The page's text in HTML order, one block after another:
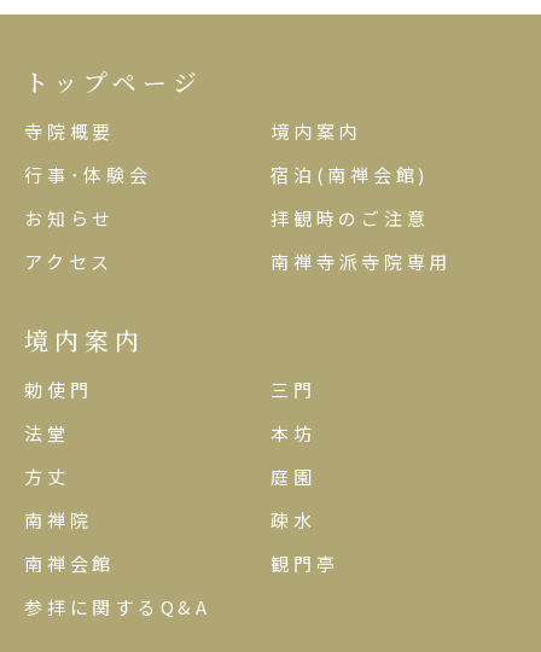
トップページ
寺院概要
境内案内
行事･体験会
宿泊(南禅会館)
お知らせ
拝観時のご注意
アクセス
南禅寺派寺院専用
境内案内
勅使門
三門
法堂
本坊
方丈
庭園
南禅院
疎水
南禅会館
観門亭
参拝に関するQ&A